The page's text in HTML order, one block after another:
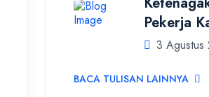
Pekerja
3 Agustus
BACA TULISAN LAINNYA